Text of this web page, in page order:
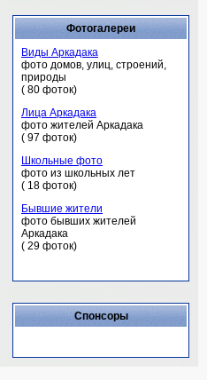
Фотогалереи
Виды Аркадака
фото домов, улиц, строений,
природы
( 80 фоток)
Лица Аркадака
фото жителей Аркадака
( 97 фоток)
Школьные фото
фото из школьных лет
( 18 фоток)
Бывшие жители
фото бывших жителей
Аркадака
( 29 фоток)
Спонсоры